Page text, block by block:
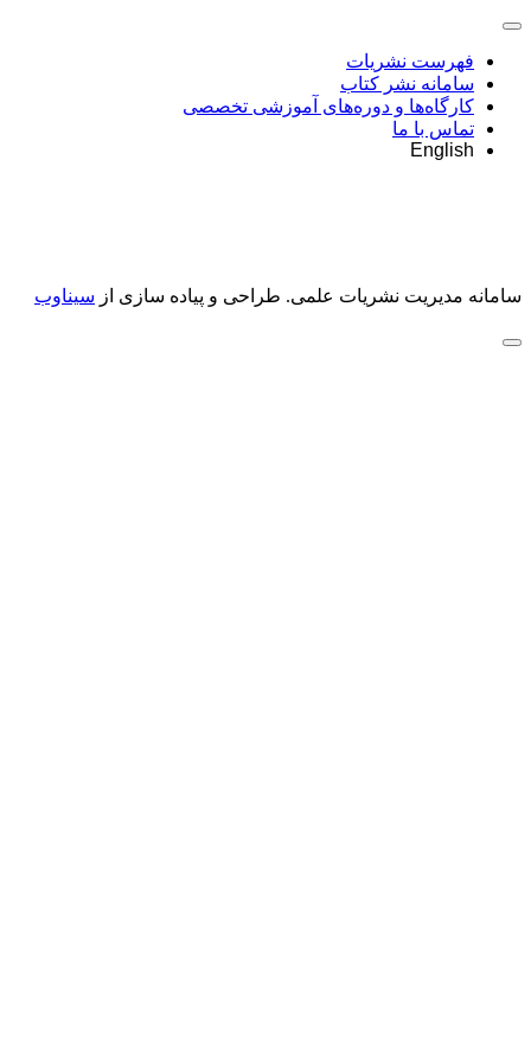
فهرست نشریات
سامانه نشر کتاب
کارگاه‌ها و دوره‌های آموزشی تخصصی
تماس با ما
English
سامانه مدیریت نشریات علمی. طراحی و پیاده سازی از سیناوب